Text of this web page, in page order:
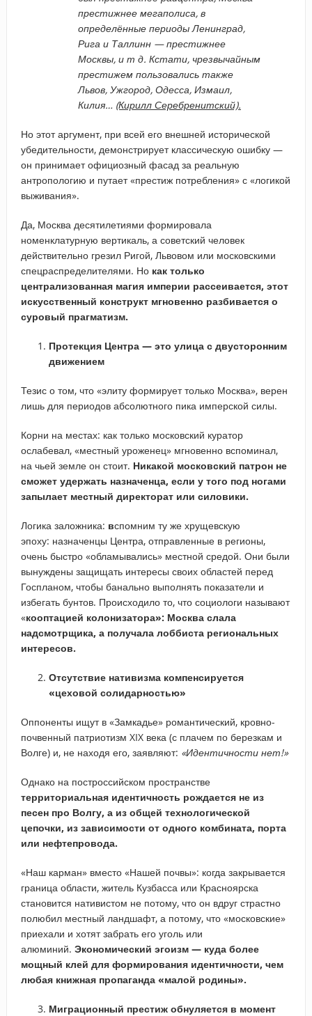
престижнее мегаполиса, в
определённые периоды Ленинград,
Рига и Таллинн — престижнее
Москвы, и т д. Кстати, чрезвычайным
престижем пользовались также
Львов, Ужгород, Одесса, Измаил,
Килия… (Кирилл Серебренитский).
Но этот аргумент, при всей его внешней исторической
убедительности, демонстрирует классическую ошибку —
он принимает официозный фасад за реальную
антропологию и путает «престиж потребления» с «логикой
выживания».
Да, Москва десятилетиями формировала
номенклатурную вертикаль, а советский человек
действительно грезил Ригой, Львовом или московскими
спецраспределителями. Но как только
централизованная магия империи рассеивается, этот
искусственный конструкт мгновенно разбивается о
суровый прагматизм.
Протекция Центра — это улица с двусторонним
движением
Тезис о том, что «элиту формирует только Москва», верен
лишь для периодов абсолютного пика имперской силы.
Корни на местах: как только московский куратор
ослабевал, «местный уроженец» мгновенно вспоминал,
на чьей земле он стоит. Никакой московский патрон не
сможет удержать назначенца, если у того под ногами
запылает местный директорат или силовики.
Логика заложника: вспомним ту же хрущевскую
эпоху: назначенцы Центра, отправленные в регионы,
очень быстро «обламывались» местной средой. Они были
вынуждены защищать интересы своих областей перед
Госпланом, чтобы банально выполнять показатели и
избегать бунтов. Происходило то, что социологи называют
«кооптацией колонизатора»: Москва слала
надсмотрщика, а получала лоббиста региональных
интересов.
Отсутствие нативизма компенсируется
«цеховой солидарностью»
Оппоненты ищут в «Замкадье» романтический, кровно-
почвенный патриотизм XIX века (с плачем по березкам и
Волге) и, не находя его, заявляют: «Идентичности нет!»
Однако на построссийском пространстве
территориальная идентичность рождается не из
песен про Волгу, а из общей технологической
цепочки, из зависимости от одного комбината, порта
или нефтепровода.
«Наш карман» вместо «Нашей почвы»: когда закрывается
граница области, житель Кузбасса или Красноярска
становится нативистом не потому, что он вдруг страстно
полюбил местный ландшафт, а потому, что «московские»
приехали и хотят забрать его уголь или
алюминий. Экономический эгоизм — куда более
мощный клей для формирования идентичности, чем
любая книжная пропаганда «малой родины».
Миграционный престиж обнуляется в момент